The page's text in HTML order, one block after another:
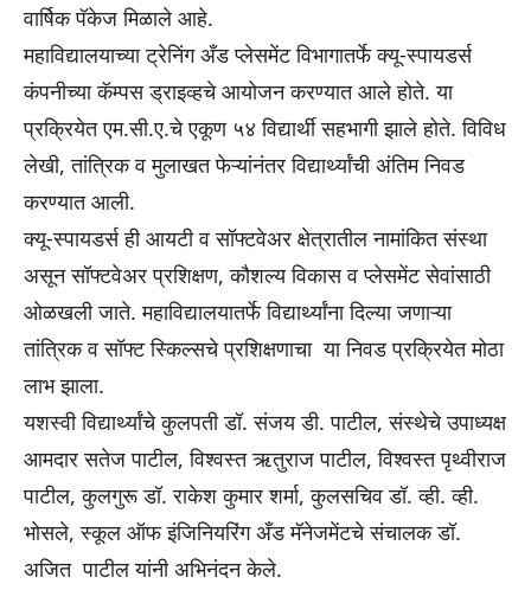
वार्षिक पॅकेज मिळाले आहे.
महाविद्यालयाच्या ट्रेनिंग अँड प्लेसमेंट विभागातर्फे क्यू-स्पायडर्स
कंपनीच्या कॅम्पस ड्राइव्हचे आयोजन करण्यात आले होते. या
प्रक्रियेत एम.सी.ए.चे एकूण ५४ विद्यार्थी सहभागी झाले होते. विविध
लेखी, तांत्रिक व मुलाखत फेऱ्यांनंतर विद्यार्थ्यांची अंतिम निवड
करण्यात आली.
क्यू-स्पायडर्स ही आयटी व सॉफ्टवेअर क्षेत्रातील नामांकित संस्था
असून सॉफ्टवेअर प्रशिक्षण, कौशल्य विकास व प्लेसमेंट सेवांसाठी
ओळखली जाते. महाविद्यालयातर्फे विद्यार्थ्यांना दिल्या जणाऱ्या
तांत्रिक व सॉफ्ट स्किल्सचे प्रशिक्षणाचा या निवड प्रक्रियेत मोठा
लाभ झाला.
यशस्वी विद्यार्थ्यांचे कुलपती डॉ. संजय डी. पाटील, संस्थेचे उपाध्यक्ष
आमदार सतेज पाटील, विश्वस्त ऋतुराज पाटील, विश्वस्त पृथ्वीराज
पाटील, कुलगुरू डॉ. राकेश कुमार शर्मा, कुलसचिव डॉ. व्ही. व्ही.
भोसले, स्कूल ऑफ इंजिनियरिंग अँड मॅनेजमेंटचे संचालक डॉ.
अजित पाटील यांनी अभिनंदन केले.